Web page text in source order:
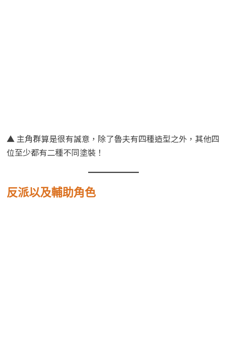
▲ 主角群算是很有誠意，除了魯夫有四種造型之外，其他四
位至少都有二種不同塗裝！
反派以及輔助角色